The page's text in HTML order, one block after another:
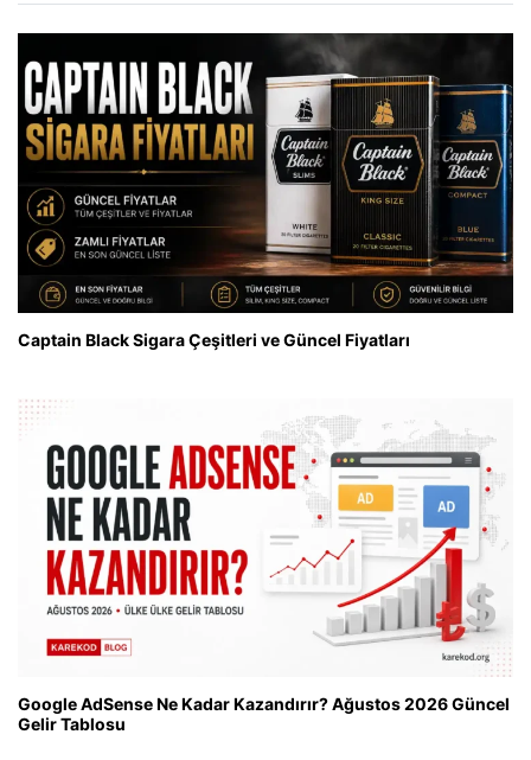
Captain Black Sigara Çeşitleri ve Güncel Fiyatları
Google AdSense Ne Kadar Kazandırır? Ağustos 2026 Güncel
Gelir Tablosu